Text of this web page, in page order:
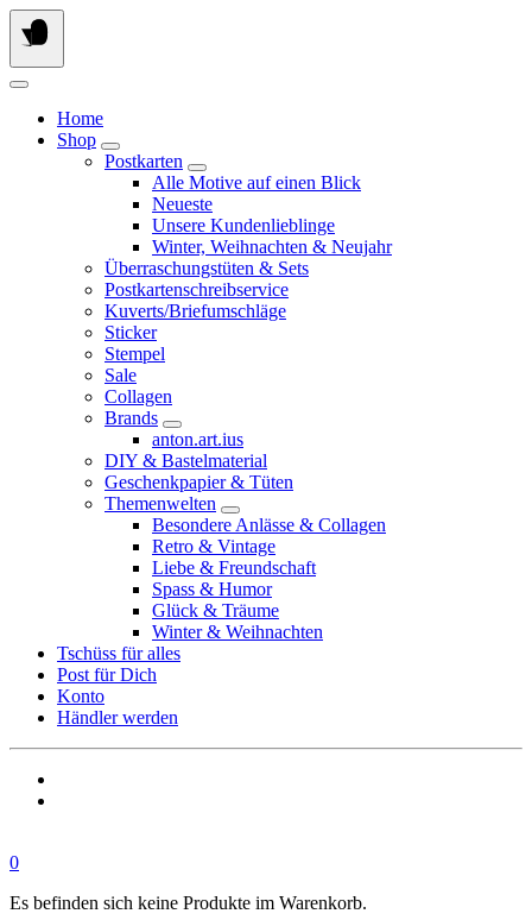
Springe
zum
Inhalt
Home
Shop
Postkarten
Alle Motive auf einen Blick
Neueste
Unsere Kundenlieblinge
Winter, Weihnachten & Neujahr
Überraschungstüten & Sets
Postkartenschreibservice
Kuverts/Briefumschläge
Sticker
Stempel
Sale
Collagen
Brands
anton.art.ius
DIY & Bastelmaterial
Geschenkpapier & Tüten
Themenwelten
Besondere Anlässe & Collagen
Retro & Vintage
Liebe & Freundschaft
Spass & Humor
Glück & Träume
Winter & Weihnachten
Tschüss für alles
Post für Dich
Konto
Händler werden
0
Es befinden sich keine Produkte im Warenkorb.